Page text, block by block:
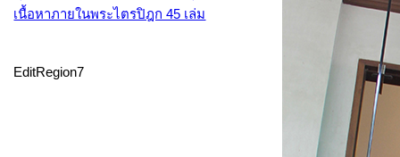
เนื้อหาภายในพระไตรปิฎก 45 เล่ม
EditRegion7